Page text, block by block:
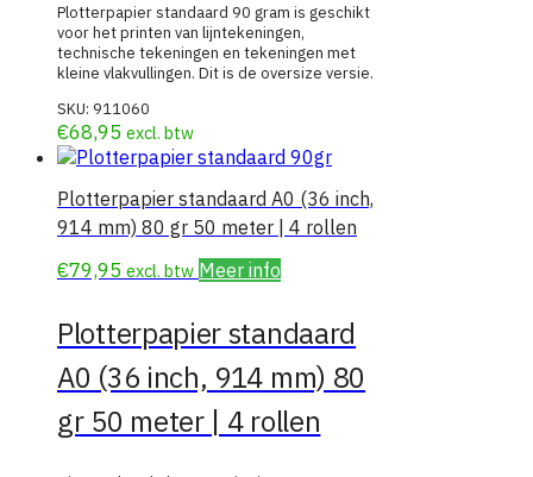
Plotterpapier standaard 90 gram is geschikt
voor het printen van lijntekeningen,
technische tekeningen en tekeningen met
kleine vlakvullingen. Dit is de oversize versie.
SKU: 911060
€68,95 excl. btw
Plotterpapier standaard A0 (36 inch,
914 mm) 80 gr 50 meter | 4 rollen
€79,95 excl. btw Meer info
Plotterpapier standaard
A0 (36 inch, 914 mm) 80
gr 50 meter | 4 rollen